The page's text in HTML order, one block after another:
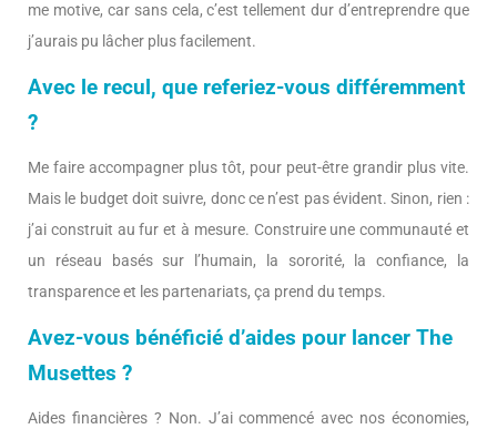
me motive, car sans cela, c’est tellement dur d’entreprendre que
j’aurais pu lâcher plus facilement.
Avec le recul, que referiez-vous différemment
?
Me faire accompagner plus tôt, pour peut-être grandir plus vite.
Mais le budget doit suivre, donc ce n’est pas évident. Sinon, rien :
j’ai construit au fur et à mesure. Construire une communauté et
un réseau basés sur l’humain, la sororité, la confiance, la
transparence et les partenariats, ça prend du temps.
Avez-vous bénéficié d’aides pour lancer The
Musettes ?
Aides financières ? Non. J’ai commencé avec nos économies,